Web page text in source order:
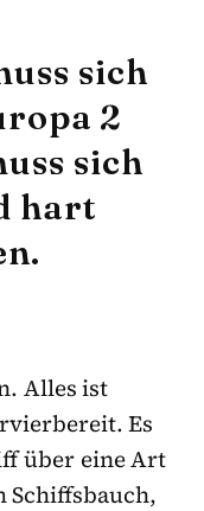
sich
2
sich
hart
Alles ist
Es
über eine Art
Schiffsbauch,